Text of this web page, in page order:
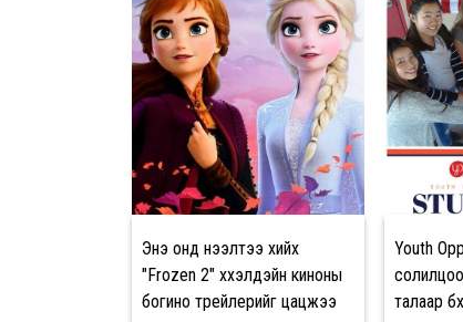
Энэ онд нээлтээ хийх
"Frozen 2" хүүхэлдэйн киноны
богино трейлерийг цацжээ
Youth
талаар